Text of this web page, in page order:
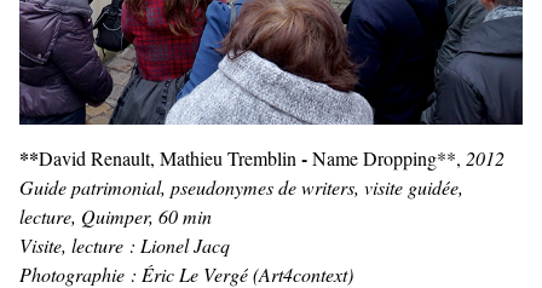
**David Renault, Mathieu Tremblin -Name Dropping**, 2012
Guide patrimonial, pseudonymes de writers, visite guidée,
lecture, Quimper, 60 min
Visite, lecture : Lionel Jacq
Photographie : Éric Le Vergé (Art4context)